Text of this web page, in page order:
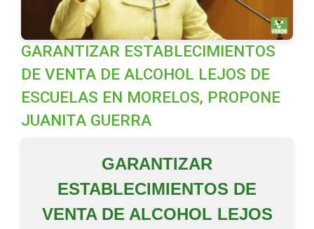
GARANTIZAR ESTABLECIMIENTOS
DE VENTA DE ALCOHOL LEJOS DE
ESCUELAS EN MORELOS, PROPONE
JUANITA GUERRA
GARANTIZAR
ESTABLECIMIENTOS DE
VENTA DE ALCOHOL LEJOS